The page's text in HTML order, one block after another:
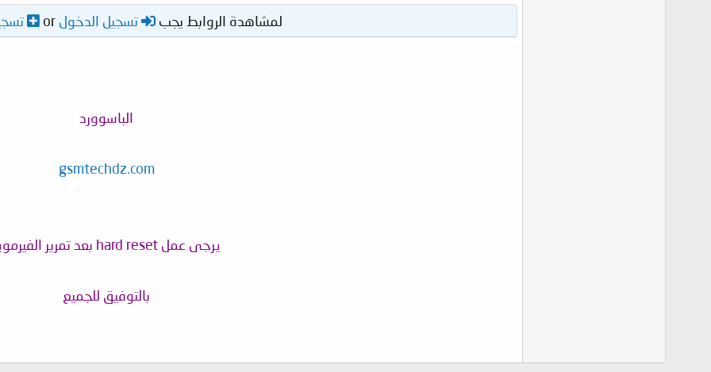
لمشاهدة الروابط يجب تسجيل الدخول or
الباسوورد
gsmtechdz.com
يرجى عمل hard reset بعد تمرير الفيرموير
بالتوفيق للجميع